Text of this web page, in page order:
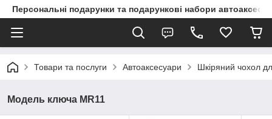
Персональні подарунки та подарункові набори
Товари та послуги Автоаксесуари Шкіряний чохол
Модель ключа MR11